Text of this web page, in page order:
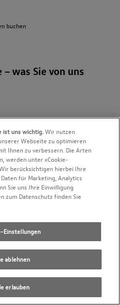
buchen
was Sie von uns
Herstellerrichtlinien
Ersatzteile
ist uns wichtig.Wir nutzen
Webseite zu optimieren
Ihnen zu verbessern. Die Arten
werden unter «Cookie-
berücksichtigen hierbei Ihre
für Marketing, Analytics
Sie uns Ihre Einwilligung
zum Datenschutz finden Sie
Einstellungen
ablehnen
erlauben